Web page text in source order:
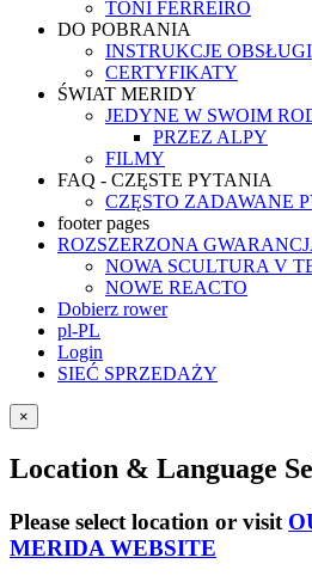
TONI FERREIRO
DO POBRANIA
INSTRUKCJE OBSŁUGI
CERTYFIKATY
ŚWIAT MERIDY
JEDYNE W SWOIM
PRZEZ ALPY
FILMY
FAQ - CZĘSTE PYTANIA
CZĘSTO ZADAWANE
footer pages
ROZSZERZONA
NOWA SCULTURA V
NOWE REACTO
Dobierz rower
pl-PL
Login
SIEĆ SPRZEDAŻY
×
Location & Language
Please select location or visit
MERIDA WEBSITE